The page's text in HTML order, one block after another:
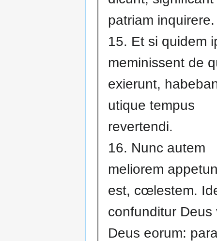
patriam inquirere.
15. Et si quidem
meminissent de
exierunt,
utique tempus
revertendi.
16. Nunc autem
meliorem
est, cœlestem.
confunditur Deus
Deus eorum: